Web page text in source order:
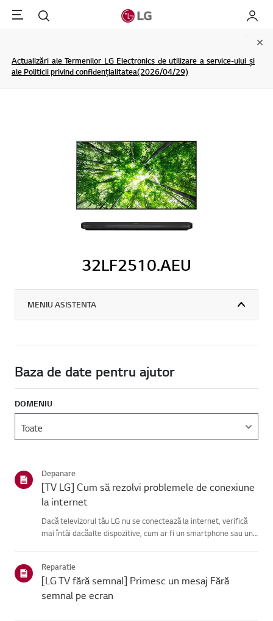
Menu Cautare My LG
Actualizări ale Termenilor LG Electronics de utilizare a service-ului și
ale Politicii privind confidențialitatea(2026/04/29)
32LF2510.AEU
MENIU ASISTENTA
Baza de date pentru ajutor
DOMENIU
Depanare
[TV LG] Cum să rezolvi problemele de conexiune
la internet
Dacă televizorul tău LG nu se conectează la internet, verifică
mai întâi dacăalte dispozitive, cum ar fi un smartphone sau un
Reparatie
[LG TV fără semnal] Primesc un mesaj Fără
semnal pe ecran